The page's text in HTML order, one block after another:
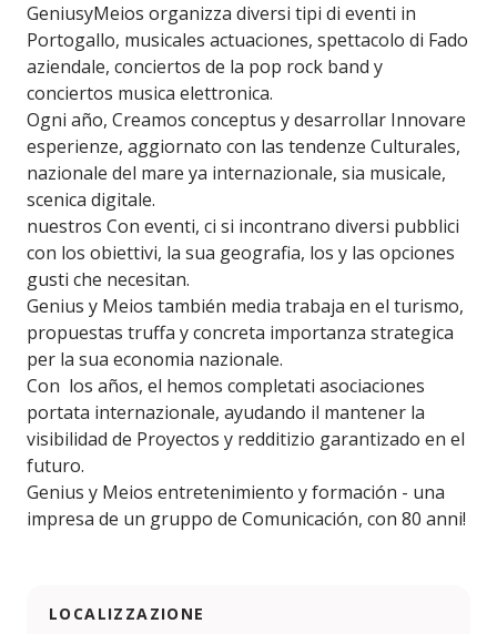
GeniusyMeios organizza diversi tipi di eventi in
Portogallo, musicales actuaciones, spettacolo di Fado
aziendale, conciertos de la pop rock band y
conciertos musica elettronica.
Ogni año, Creamos conceptus y desarrollar Innovare
esperienze, aggiornato con las tendenze Culturales,
nazionale del mare ya internazionale, sia musicale,
scenica digitale.
nuestros Con eventi, ci si incontrano diversi pubblici
con los obiettivi, la sua geografia, los y las opciones
gusti che necesitan.
Genius y Meios también media trabaja en el turismo,
propuestas truffa y concreta importanza strategica
per la sua economia nazionale.
Con los años, el hemos completati asociaciones
portata internazionale, ayudando il mantener la
visibilidad de Proyectos y redditizio garantizado en el
futuro.
Genius y Meios entretenimiento y formación - una
impresa de un gruppo de Comunicación, con 80 anni!
LOCALIZZAZIONE